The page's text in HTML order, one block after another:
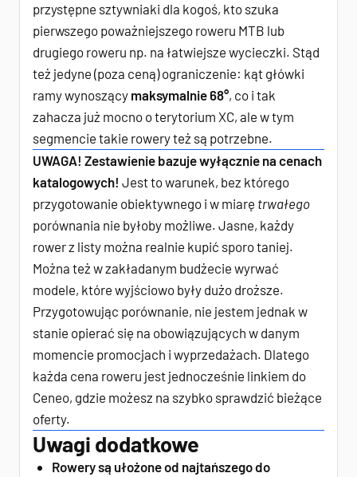
przystępne sztywniaki dla kogoś, kto szuka
pierwszego poważniejszego roweru MTB lub
drugiego roweru np. na łatwiejsze wycieczki. Stąd
też jedyne (poza ceną) ograniczenie: kąt główki
ramy wynoszący maksymalnie 68°, co i tak
zahacza już mocno o terytorium XC, ale w tym
segmencie takie rowery też są potrzebne.
UWAGA! Zestawienie bazuje wyłącznie na cenach
katalogowych! Jest to warunek, bez którego
przygotowanie obiektywnego i w miarę trwałego
porównania nie byłoby możliwe. Jasne, każdy
rower z listy można realnie kupić sporo taniej.
Można też w zakładanym budżecie wyrwać
modele, które wyjściowo były dużo droższe.
Przygotowując porównanie, nie jestem jednak w
stanie opierać się na obowiązujących w danym
momencie promocjach i wyprzedażach. Dlatego
każda cena roweru jest jednocześnie linkiem do
Ceneo, gdzie możesz na szybko sprawdzić bieżące
oferty.
Uwagi dodatkowe
Rowery są ułożone od najtańszego do